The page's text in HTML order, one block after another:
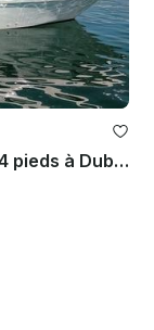
Port de plaisance New Majesty de 44 pieds à Dubaï, capacité 15 personnes